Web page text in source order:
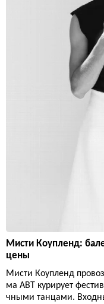
Мисти Коупленд:
цены
Мисти Коупленд
ма ABT курирует
чными танцами.